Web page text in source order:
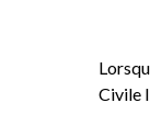
Civile